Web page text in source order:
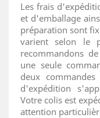
Les frais
et d'emballage
préparation sont
varient selon le
recommandons
une seule
deux
d'expédition
Votre colis est
attention